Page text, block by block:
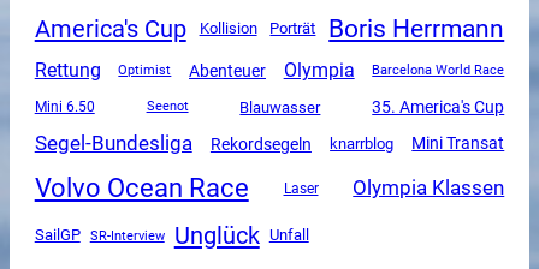
America's Cup Kollision Porträt Boris Herrmann
Rettung Optimist Abenteuer Olympia Barcelona World Race
Mini 6.50 Seenot Blauwasser 35. America's Cup
Segel-Bundesliga Rekordsegeln knarrblog Mini Transat
Volvo Ocean Race Laser Olympia Klassen
SailGP SR-Interview Unglück Unfall